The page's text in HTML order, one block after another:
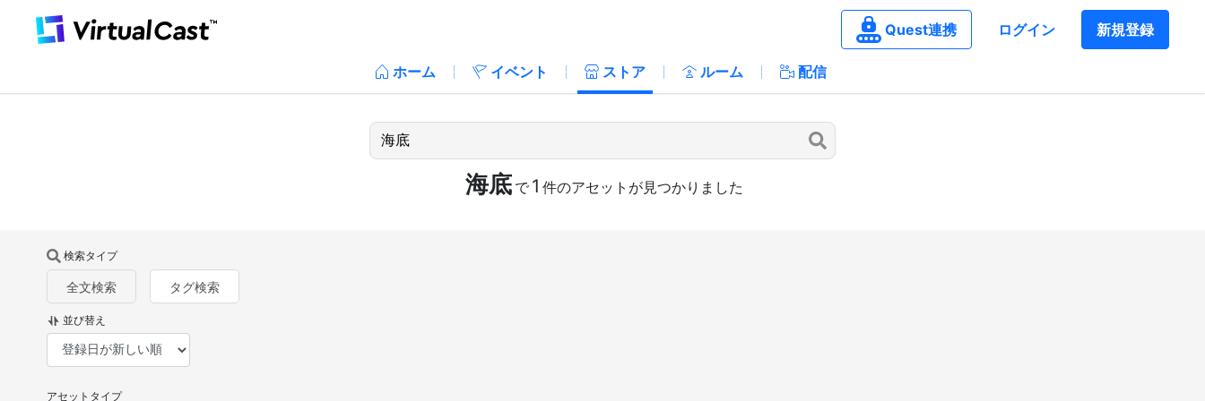
Quest連携 ログイン 新規登録
ホーム イベント ストア ルーム 配信
海底 で 1 件のアセットが見つかりました
検索タイプ
全文検索 タグ検索
並び替え
アセットタイプ